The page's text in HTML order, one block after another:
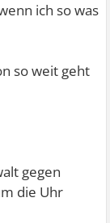
ich so was
so weit geht
gegen
die Uhr